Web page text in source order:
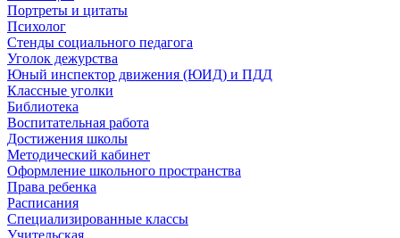
Портреты и цитаты
Психолог
Стенды социального педагога
Уголок дежурства
Юный инспектор движения (ЮИД) и ПДД
Классные уголки
Библиотека
Воспитательная работа
Достижения школы
Методический кабинет
Оформление школьного пространства
Права ребенка
Расписания
Специализированные классы
Учительская